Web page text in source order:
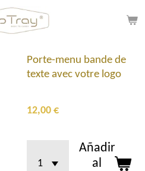
Porte-menu bande de
texte avec votre logo
12,00 €
Añadir
al